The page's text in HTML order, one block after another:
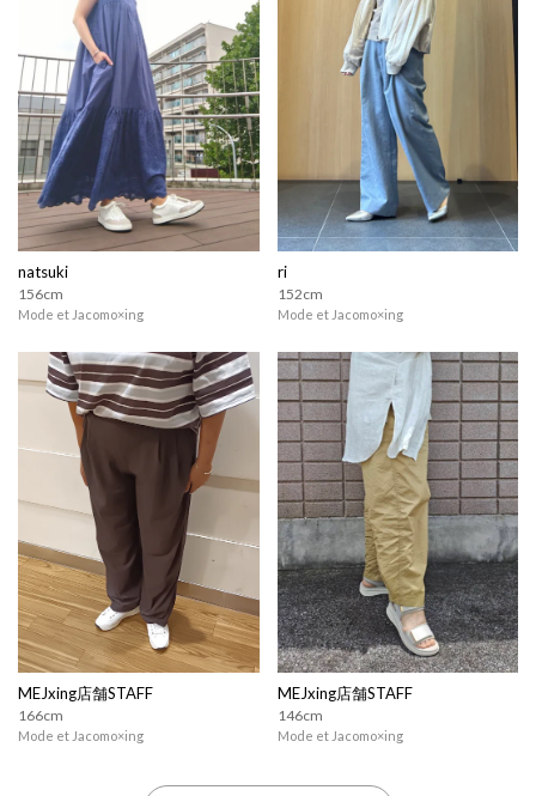
natsuki
156cm
Mode et Jacomo×ing
ri
152cm
Mode et Jacomo×ing
MEJxing店舗STAFF
166cm
Mode et Jacomo×ing
MEJxing店舗STAFF
146cm
Mode et Jacomo×ing